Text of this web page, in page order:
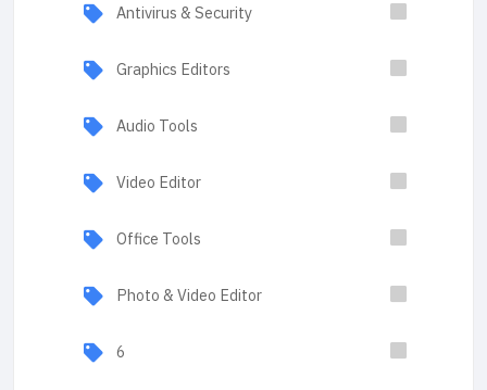
Antivirus & Security
Graphics Editors
Audio Tools
Video Editor
Office Tools
Photo & Video Editor
6